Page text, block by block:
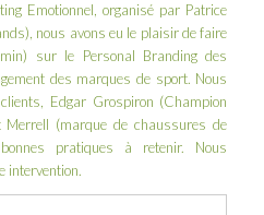
Emotionnel, organisé par Patrice
), nous avons eu le plaisir de faire
sur le Personal Branding des
des marques de sport. Nous
Edgar Grospiron (Champion
Merrell (marque de chaussures de
pratiques à retenir. Nous
intervention.